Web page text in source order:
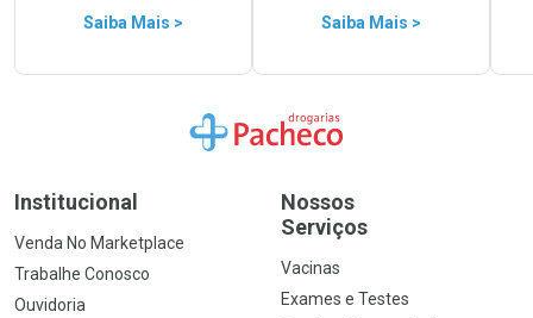
Saiba Mais > Saiba Mais >
Ir para a Home
Institucional
Venda No Marketplace
Trabalhe Conosco
Ouvidoria
Nossos
Serviços
Vacinas
Exames e Testes